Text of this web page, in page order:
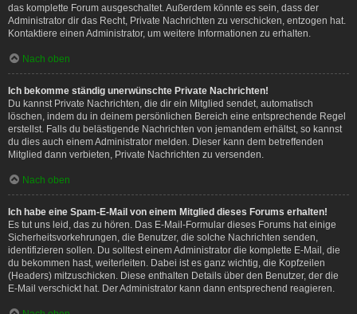
das komplette Forum ausgeschaltet. Außerdem könnte es sein, dass der
Administrator dir das Recht, Private Nachrichten zu verschicken, entzogen hat.
Kontaktiere einen Administrator, um weitere Informationen zu erhalten.
Nach oben
Ich bekomme ständig unerwünschte Private Nachrichten!
Du kannst Private Nachrichten, die dir ein Mitglied sendet, automatisch
löschen, indem du in deinem persönlichen Bereich eine entsprechende Regel
erstellst. Falls du belästigende Nachrichten von jemandem erhältst, so kannst
du dies auch einem Administrator melden. Dieser kann dem betreffenden
Mitglied dann verbieten, Private Nachrichten zu versenden.
Nach oben
Ich habe eine Spam-E-Mail von einem Mitglied dieses Forums erhalten!
Es tut uns leid, das zu hören. Das E-Mail-Formular dieses Forums hat einige
Sicherheitsvorkehrungen, die Benutzer, die solche Nachrichten senden,
identifizieren sollen. Du solltest einem Administrator die komplette E-Mail, die
du bekommen hast, weiterleiten. Dabei ist es ganz wichtig, die Kopfzeilen
(Headers) mitzuschicken. Diese enthalten Details über den Benutzer, der die
E-Mail verschickt hat. Der Administrator kann dann entsprechend reagieren.